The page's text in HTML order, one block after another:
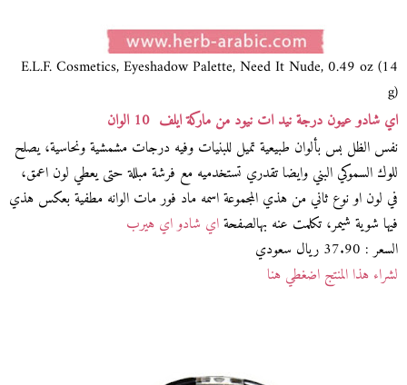
E.L.F. Cosmetics, Eyeshadow Palette, Need It Nude, 0.49 oz (14
g)
اي شادو عيون درجة نيد ات نيود من ماركة ايلف 10 الوان
نفس الظل بس بألوان طبيعية تميل للبنيات وفيه درجات مشمشية ونحاسية، يصلح
للوك السموكي البني وايضا تقدري تستخدميه مع فرشة مبللة حتى يعطي لون اعمق،
في لون او نوع ثاني من هذي المجموعة اسمه ماد فور مات الوانه مطفية بعكس هذي
فيها شوية شيمر، تكلمت عنه بهالصفحةاي شادو اي هيرب
السعر : 37.90 ريال سعودي
لشراء هذا المنتج اضغطي هنا